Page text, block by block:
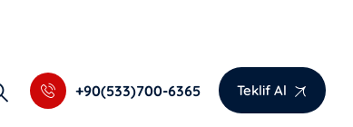
+90(533)700-6365 Teklif Al